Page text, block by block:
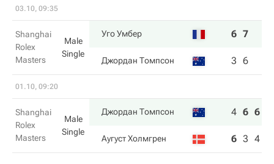
03.10, 09:35
Shanghai
Rolex
Masters
Male
Single
Уго Умбер 6 7
Джордан Томпсон 3 6
01.10, 09:20
Shanghai
Rolex
Masters
Male
Single
Джордан Томпсон 4 6 6
Аугуст Холмгрен 6 3 4